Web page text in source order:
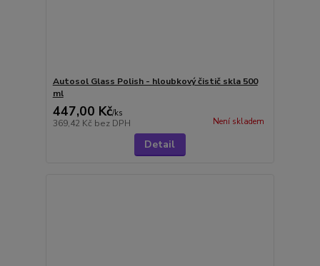
Autosol Glass Polish - hloubkový čistič skla 500
ml
447,00 Kč/ks
369,42 Kč bez DPH Není skladem
Detail